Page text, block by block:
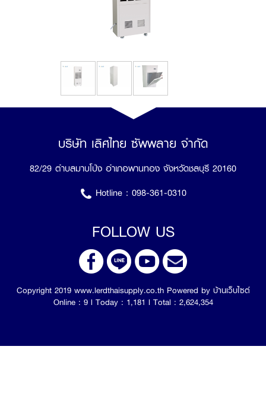
บริษัท เลิศไทย ซัพพลาย จำกัด
82/29 ตำบลมาบโป่ง อำเภอพานทอง จังหวัดชลบุรี 20160
Hotline : 098-361-0310
FOLLOW US
Copyright 2019 www.lerdthaisupply.co.th Powered by บ้านเว็บไซต์
Online : 9 l Today : 1,181 l Total : 2,624,354